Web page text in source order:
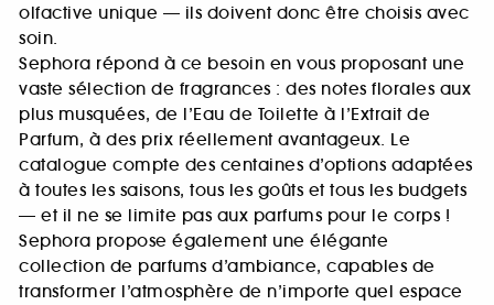
olfactive unique — ils doivent donc être choisis avec
soin.
Sephora répond à ce besoin en vous proposant une
vaste sélection de fragrances : des notes florales aux
plus musquées, de l’Eau de Toilette à l’Extrait de
Parfum, à des prix réellement avantageux. Le
catalogue compte des centaines d’options adaptées
à toutes les saisons, tous les goûts et tous les budgets
— et il ne se limite pas aux parfums pour le corps !
Sephora propose également une élégante
collection de parfums d’ambiance, capables de
transformer l’atmosphère de n’importe quel espace